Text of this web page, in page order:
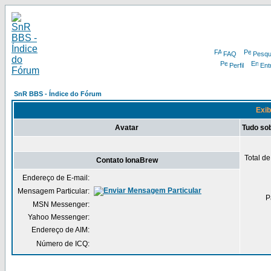
FAQ
Perfil
SnR BBS - Índice do Fórum
Avatar Tudo
Total
Contato IonaBrew
Endereço de E-mail:
Mensagem Particular:
MSN Messenger:
Yahoo Messenger:
Endereço de AIM:
Número de ICQ: